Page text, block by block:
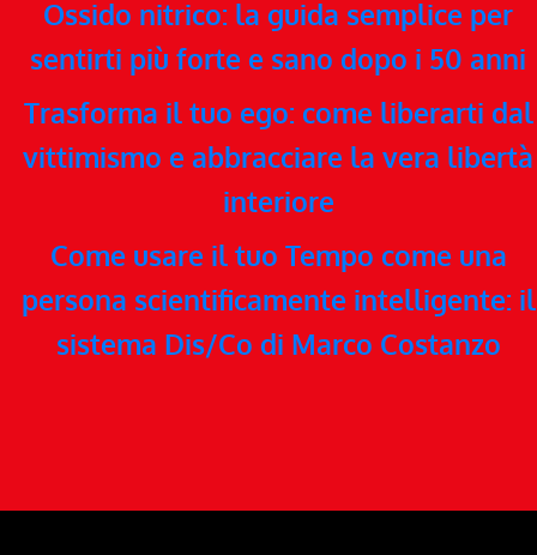
Ossido nitrico: la guida semplice per
sentirti più forte e sano dopo i 50 anni
Trasforma il tuo ego: come liberarti dal
vittimismo e abbracciare la vera libertà
interiore
Come usare il tuo Tempo come una
persona scientificamente intelligente: il
sistema Dis/Co di Marco Costanzo